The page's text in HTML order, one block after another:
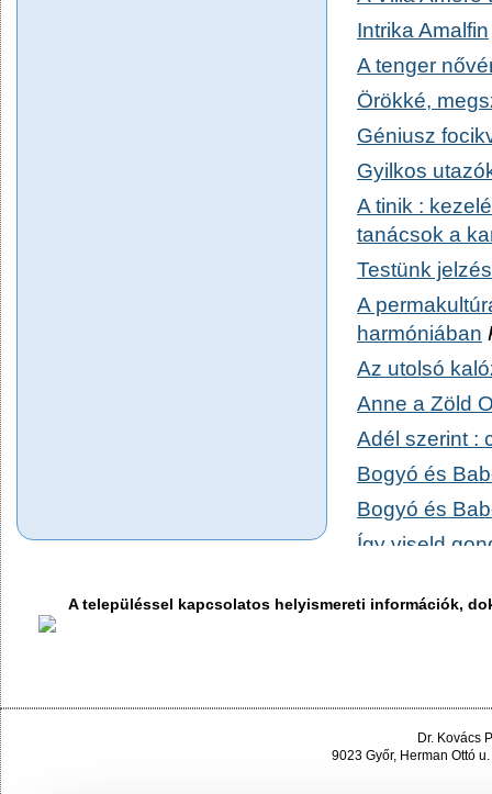
Intrika Amalfin
A tenger
Örökké,
Géniusz
Gyilkos
A tinik :
tanácsok a
Testünk
A
harmóniában
Az utolsó
Anne a Zöld
Adél szerint :
Bogyó és
Bogyó és
Így viseld
5
A hét
A településsel kapcsolatos helyismereti információk,
Dr. Kovács
9023 Győr, Herman Ottó